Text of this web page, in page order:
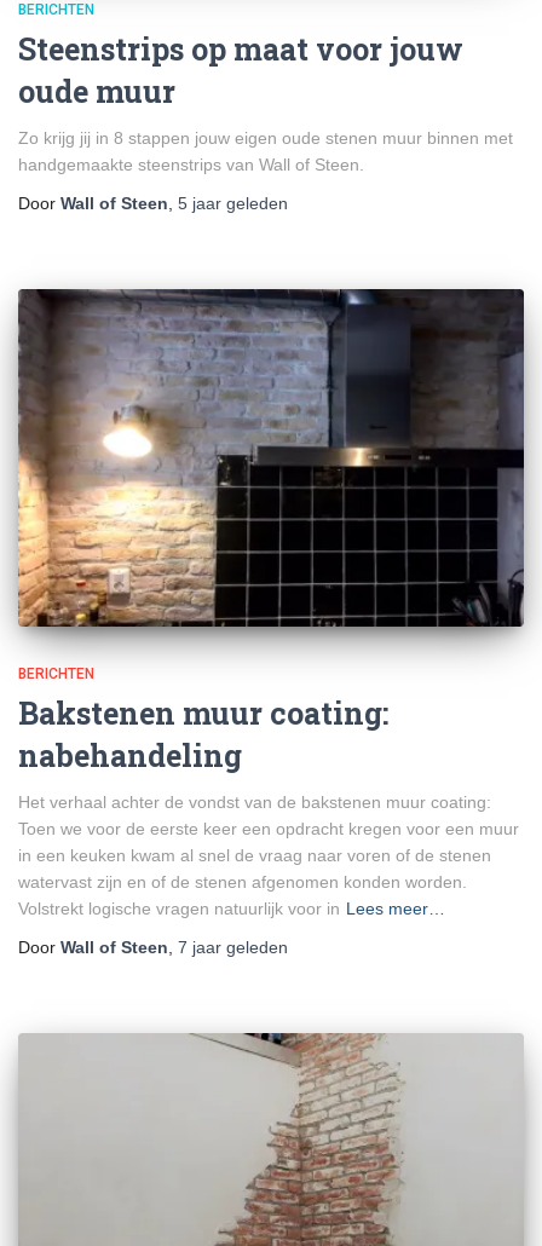
BERICHTEN
Steenstrips op maat voor jouw
oude muur
Zo krijg jij in 8 stappen jouw eigen oude stenen muur binnen met
handgemaakte steenstrips van Wall of Steen.
Door Wall of Steen, 5 jaar geleden
BERICHTEN
Bakstenen muur coating:
nabehandeling
Het verhaal achter de vondst van de bakstenen muur coating:
Toen we voor de eerste keer een opdracht kregen voor een muur
in een keuken kwam al snel de vraag naar voren of de stenen
watervast zijn en of de stenen afgenomen konden worden.
Volstrekt logische vragen natuurlijk voor in Lees meer…
Door Wall of Steen 7 jaar geleden